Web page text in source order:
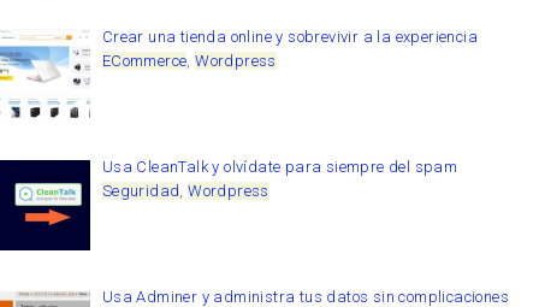
Crear una tienda online y sobrevivir a la experiencia
ECommerce ,Wordpress
Usa CleanTalk y olvídate para siempre del spam
Seguridad ,Wordpress
Usa Adminer y administra tus datos sin complicaciones